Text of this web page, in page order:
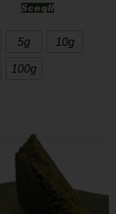
Scegli
5g 10g
100g